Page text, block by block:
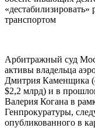
транспортом
Арбитражный суд
активы владельца
Дмитрия Каменщика
$2,2 млрд) и в
Валерия Когана в
Генпрокуратуры,
опубликованного в